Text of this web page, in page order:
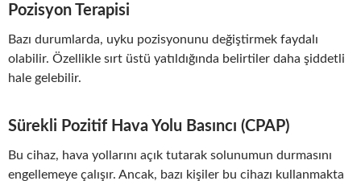
Pozisyon Terapisi
Bazı durumlarda, uyku pozisyonunu değiştirmek faydalı
olabilir. Özellikle sırt üstü yatıldığında belirtiler daha şiddetli
hale gelebilir.
Sürekli Pozitif Hava Yolu Basıncı (CPAP)
Bu cihaz, hava yollarını açık tutarak solunumun durmasını
engellemeye çalışır. Ancak, bazı kişiler bu cihazı kullanmakta